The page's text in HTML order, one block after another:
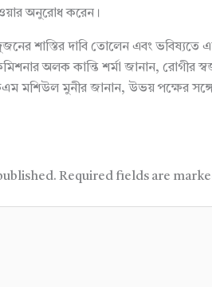
অনুরোধ করেন।
শাস্তির দাবি তোলেন এবং
অলক কান্তি শর্মা জানান, রোগীর
মশিউল মুনীর জানান, উভয় পক্ষের
Required fields are